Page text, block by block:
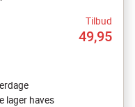
Tilbud
49,95
lager haves